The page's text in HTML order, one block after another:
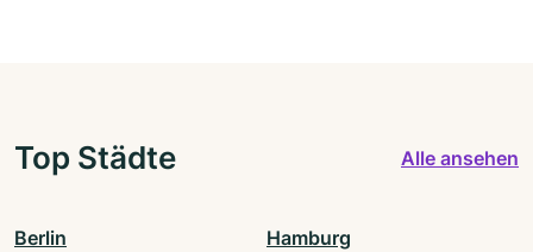
Top Städte Alle ansehen
Berlin Hamburg